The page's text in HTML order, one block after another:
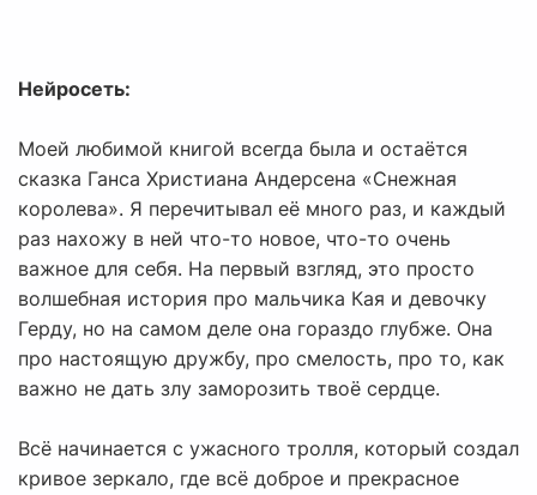
Нейросеть:
Моей любимой книгой всегда была и остаётся
сказка Ганса Христиана Андерсена «Снежная
королева». Я перечитывал её много раз, и каждый
раз нахожу в ней что-то новое, что-то очень
важное для себя. На первый взгляд, это просто
волшебная история про мальчика Кая и девочку
Герду, но на самом деле она гораздо глубже. Она
про настоящую дружбу, про смелость, про то, как
важно не дать злу заморозить твоё сердце.
Всё начинается с ужасного тролля, который создал
кривое зеркало, где всё доброе и прекрасное